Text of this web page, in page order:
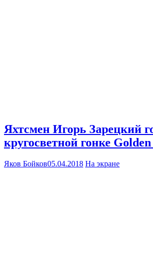
Яхтсмен Игорь Зарецкий
кругосветной гонке
Яков Бойков05.04.2018 На экране